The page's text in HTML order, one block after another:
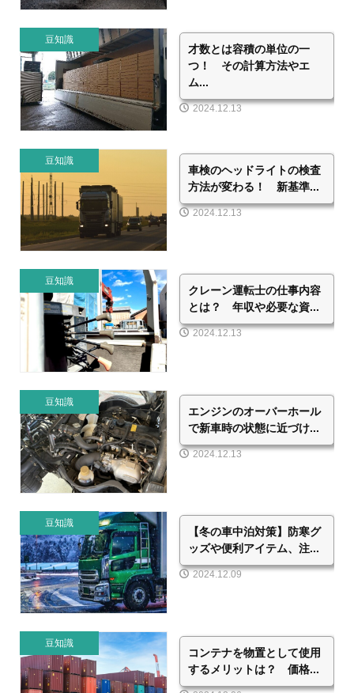
豆知識
才数とは容積の単位の一
つ！ その計算方法やエ
ム...
2024.12.13
豆知識
車検のヘッドライトの検査
方法が変わる！ 新基準...
2024.12.13
豆知識
クレーン運転士の仕事内容
とは？ 年収や必要な資...
2024.12.13
豆知識
エンジンのオーバーホール
で新車時の状態に近づけ...
2024.12.13
豆知識
【冬の車中泊対策】防寒グ
ッズや便利アイテム、注...
2024.12.09
豆知識
コンテナを物置として使用
するメリットは？ 価格...